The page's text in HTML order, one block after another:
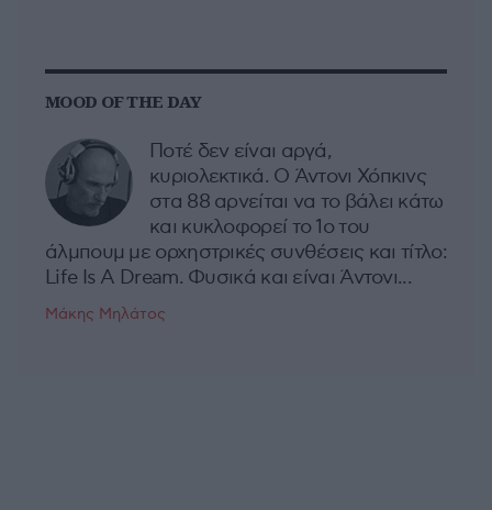
MOOD OF THE DAY
Ποτέ δεν είναι αργά,
κυριολεκτικά. Ο Άντονι Χόπκινς
στα 88 αρνείται να το βάλει κάτω
και κυκλοφορεί το 1ο του
άλμπουμ με ορχηστρικές συνθέσεις και τίτλο:
Life Is A Dream. Φυσικά και είναι Άντονι...
Μάκης Μηλάτος